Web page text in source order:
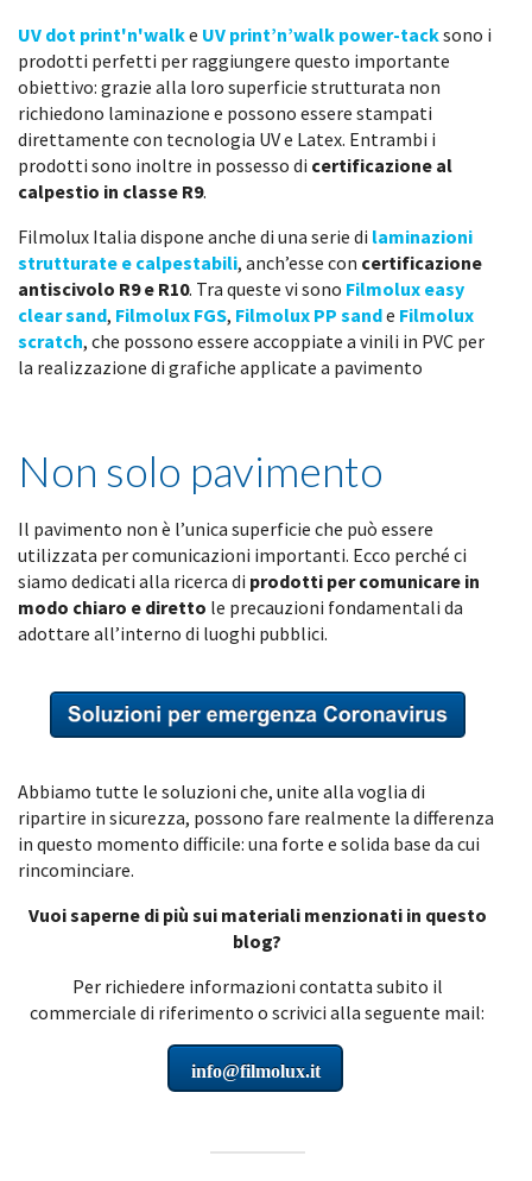
UV dot print'n'walke UV print’n’walk power-tacksono i
prodotti perfetti per raggiungere questo importante
obiettivo: grazie alla loro superficie strutturata non
richiedono laminazione e possono essere stampati
direttamente con tecnologia UV e Latex. Entrambi i
prodotti sono inoltre in possesso di certificazione al
calpestio in classe R9.
Filmolux Italia dispone anche di una serie di laminazioni
strutturate e calpestabili, anch’esse con certificazione
antiscivolo R9 e R10. Tra queste vi sono Filmolux easy
clear sand, Filmolux FGS, Filmolux PP sande Filmolux
scratch, che possono essere accoppiate a vinili in PVC per
la realizzazione di grafiche applicate a pavimento
Non solo pavimento
Il pavimento non è l’unica superficie che può essere
utilizzata per comunicazioni importanti. Ecco perché ci
siamo dedicati alla ricerca di prodotti per comunicare in
modo chiaro e diretto le precauzioni fondamentali da
adottare all’interno di luoghi pubblici.
Abbiamo tutte le soluzioni che, unite alla voglia di
ripartire in sicurezza, possono fare realmente la differenza
in questo momento difficile: una forte e solida base da cui
rincominciare.
Vuoi saperne di più sui materiali menzionati in questo
blog?
Per richiedere informazioni contatta subito il
commerciale di riferimento o scrivici alla seguente mail:
info@filmolux.it